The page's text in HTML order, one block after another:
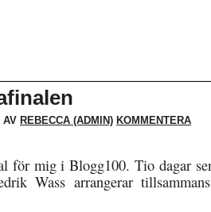
AV REBECCA (ADMIN) KOMMENTERA
för mig i Blogg100. Tio dagar
Wass arrangerar